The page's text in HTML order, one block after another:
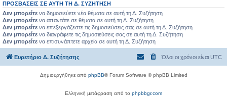
ΠΡΟΣΒΆΣΕΙΣ ΣΕ ΑΥΤΉ ΤΗ Δ. ΣΥΖΉΤΗΣΗ
Δεν μπορείτε να δημοσιεύετε νέα θέματα σε αυτή τη Δ. Συζήτηση
Δεν μπορείτε να απαντάτε σε θέματα σε αυτή τη Δ. Συζήτηση
Δεν μπορείτε να επεξεργάζεστε τις δημοσιεύσεις σας σε αυτή τη Δ. Συζήτηση
Δεν μπορείτε να διαγράφετε τις δημοσιεύσεις σας σε αυτή τη Δ. Συζήτηση
Δεν μπορείτε να επισυνάπτετε αρχεία σε αυτή τη Δ. Συζήτηση
Ευρετήριο Δ. Συζήτησης Όλοι οι χρόνοι είναι UTC
Δημιουργήθηκε από phpBB® Forum Software © phpBB Limited
Ελληνική μετάφραση από το phpbbgr.com